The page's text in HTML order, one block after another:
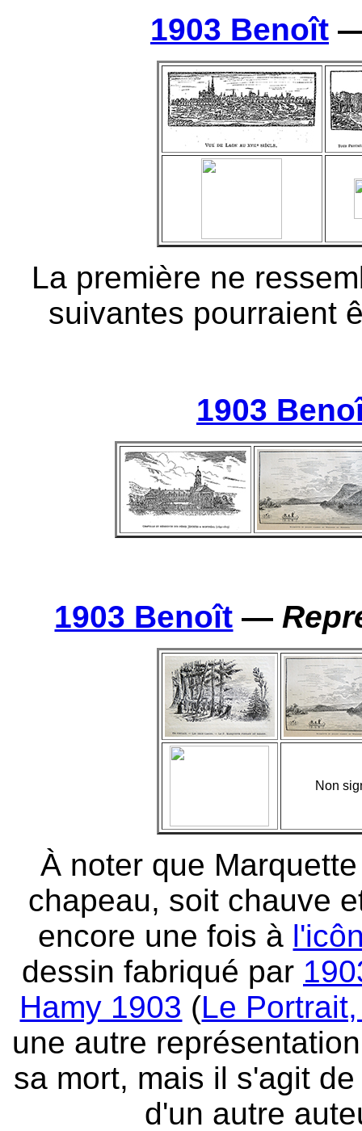
1903 Benoît
La première ne
suivantes pourraient
1903
1903 Benoît —
Non
À noter que
chapeau, soit chauve
encore une fois à
dessin fabriqué par
Hamy 1903 (Le
une autre
sa mort, mais il s'agit
d'un autre